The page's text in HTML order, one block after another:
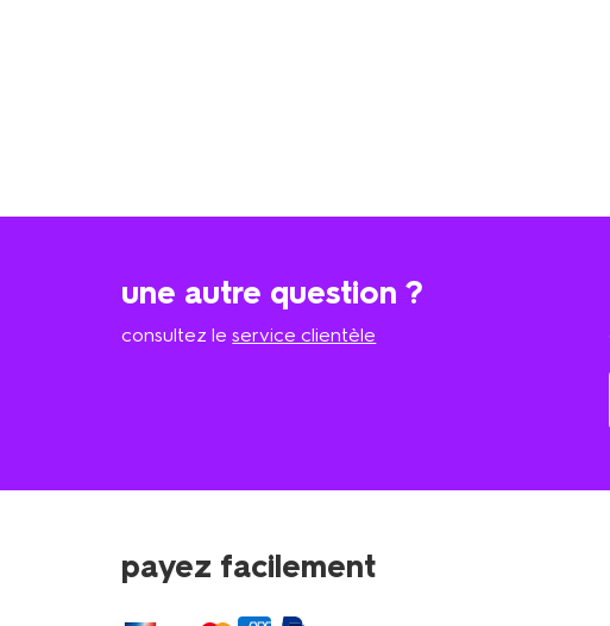
une autre question ?
consultez leservice clientèle
payez facilement